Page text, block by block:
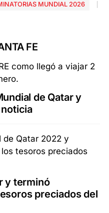
MUNDIAL 2026
FE
de Qatar y
y terminó
preciados del